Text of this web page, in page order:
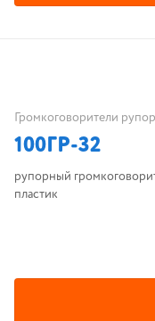
Громкоговорители
100ГР-32
рупорный
пластик